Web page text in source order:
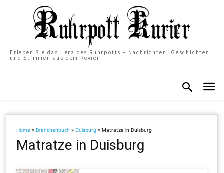
Erleben Sie das Herz des Ruhrpotts – Nachrichten, Geschichten
und Stimmen aus dem Revier
Home »Branchenbuch »Duisburg »Matratze in Duisburg
Matratze in Duisburg